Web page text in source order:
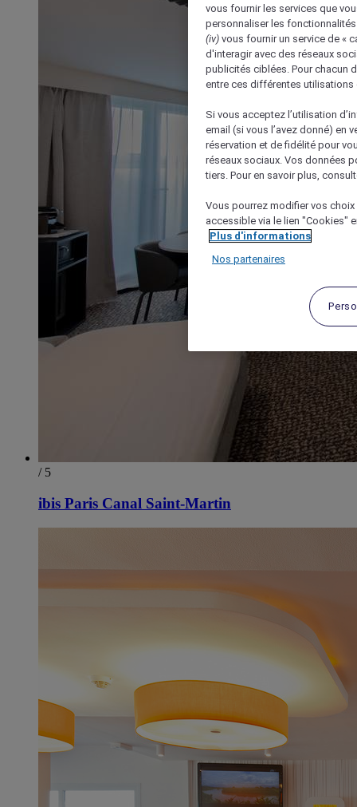
/ 5
ibis Paris Canal Saint-Martin
vous fournir les services que
personnaliser les
(iv) vous fournir un service de «
d'interagir avec des réseaux
publicités ciblées. Pour chacun
entre ces différentes utilisations
Si vous acceptez l’utilisation
email (si vous l’avez donné) en
réservation et de fidélité pour
réseaux sociaux. Vos données
tiers. Pour en savoir plus,
Vous pourrez modifier vos
accessible via le lien "Cookies"
Plus d'informations
Nos partenaires